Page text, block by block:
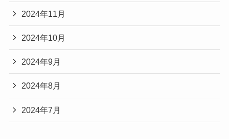
2024年11月
2024年10月
2024年9月
2024年8月
2024年7月